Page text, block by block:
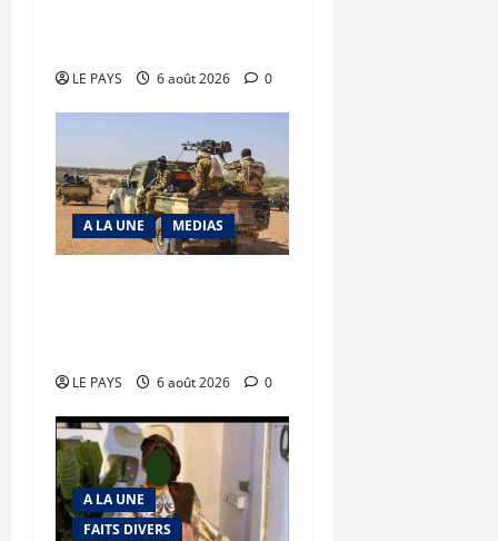
LE PAYS 6 août 2026 0
A LA UNE MEDIAS
LE PAYS 6 août 2026 0
A LA UNE
FAITS DIVERS